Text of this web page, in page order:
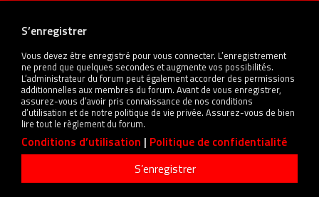
S’enregistrer
Vous devez être enregistré pour vous connecter. L’enregistrement
ne prend que quelques secondes et augmente vos possibilités.
L’administrateur du forum peut également accorder des permissions
additionnelles aux membres du forum. Avant de vous enregistrer,
assurez-vous d’avoir pris connaissance de nos conditions
d’utilisation et de notre politique de vie privée. Assurez-vous de bien
lire tout le règlement du forum.
Conditions d’utilisation | Politique de confidentialité
S’enregistrer